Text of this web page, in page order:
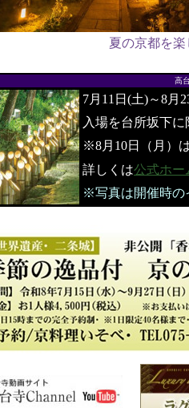
夏の京都を
高
7月11日(土)～8月
入場を台所坂下
※8月10日（月）
詳しくは公式ホー
※写真は開催時の